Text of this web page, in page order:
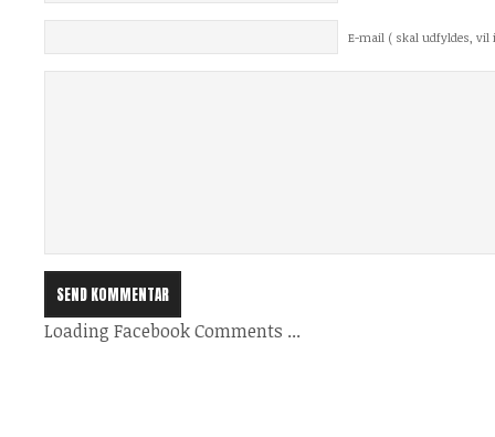
E-mail ( skal udfyldes, vil
Loading Facebook Comments ...